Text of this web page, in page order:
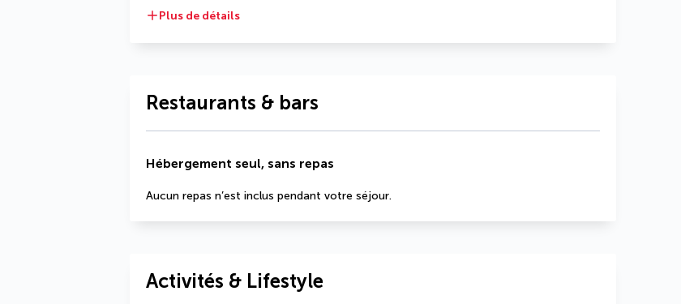
Plus de détails
Restaurants & bars
Hébergement seul, sans repas
Aucun repas n’est inclus pendant votre séjour.
Activités & Lifestyle